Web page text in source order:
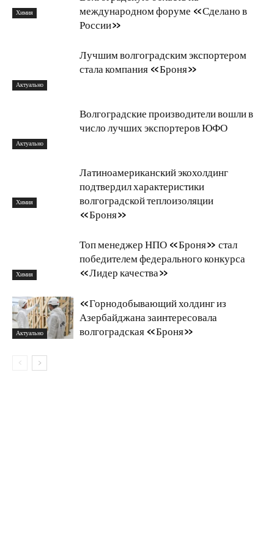
Химия
международном форуме «Сделано в
России»
Актуально
Лучшим волгоградским экспортером
стала компания «Броня»
Актуально
Волгоградские производители вошли в
число лучших экспортеров ЮФО
Химия
Латиноамериканский экохолдинг
подтвердил характеристики
волгоградской теплоизоляции
«Броня»
Химия
Топ менеджер НПО «Броня» стал
победителем федерального конкурса
«Лидер качества»
Актуально
«Горнодобывающий холдинг из
Азербайджана заинтересовала
волгоградская «Броня»